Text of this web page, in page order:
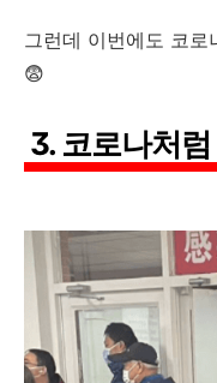
그런데 이번에도 코
😨
3. 코로나처